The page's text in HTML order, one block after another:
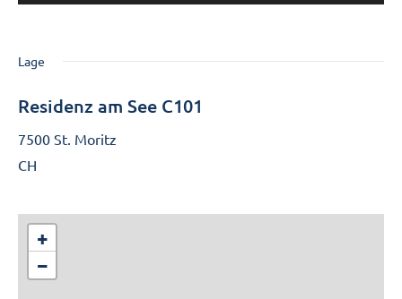
Lage
Residenz am See C101
7500 St. Moritz
CH
+
−